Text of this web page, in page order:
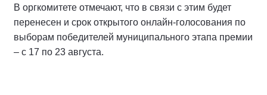
В оргкомитете отмечают, что в связи с этим будет
перенесен и срок открытого онлайн-голосования по
выборам победителей муниципального этапа премии
– с 17 по 23 августа.